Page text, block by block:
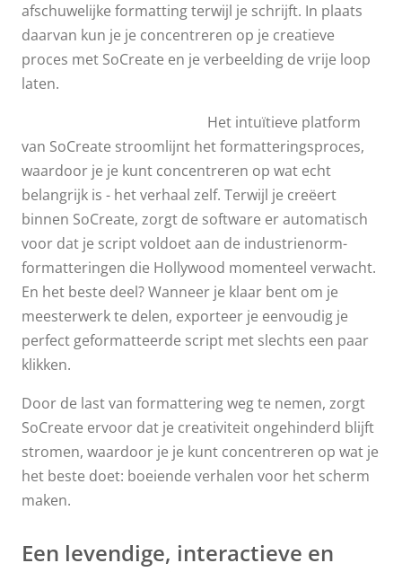
afschuwelijke formatting terwijl je schrijft. In plaats
daarvan kun je je concentreren op je creatieve
proces met SoCreate en je verbeelding de vrije loop
laten.
Het intuïtieve platform
van SoCreate stroomlijnt het formatteringsproces,
waardoor je je kunt concentreren op wat echt
belangrijk is - het verhaal zelf. Terwijl je creëert
binnen SoCreate, zorgt de software er automatisch
voor dat je script voldoet aan de industrienorm-
formatteringen die Hollywood momenteel verwacht.
En het beste deel? Wanneer je klaar bent om je
meesterwerk te delen, exporteer je eenvoudig je
perfect geformatteerde script met slechts een paar
klikken.
Door de last van formattering weg te nemen, zorgt
SoCreate ervoor dat je creativiteit ongehinderd blijft
stromen, waardoor je je kunt concentreren op wat je
het beste doet: boeiende verhalen voor het scherm
maken.
Een levendige, interactieve en